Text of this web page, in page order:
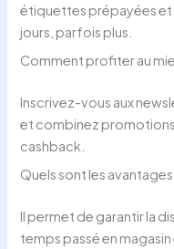
étiquettes prépayées et
jours, parfois plus.
Comment profiter au
Inscrivez-vous aux
et combinez
cashback.
Quels sont les
Il permet de garantir la
temps passé en